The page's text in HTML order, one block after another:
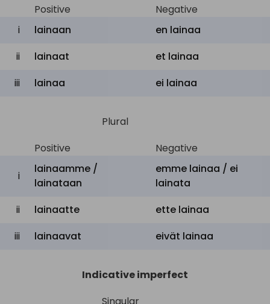
Positive
Negative
i
lainaan en lainaa
ii
lainaat et lainaa
iii
lainaa ei lainaa
Plural
Positive
Negative
i
lainaamme /
lainataan
emme lainaa / ei
lainata
ii
lainaatte ette lainaa
iii
lainaavat eivät lainaa
Indicative imperfect